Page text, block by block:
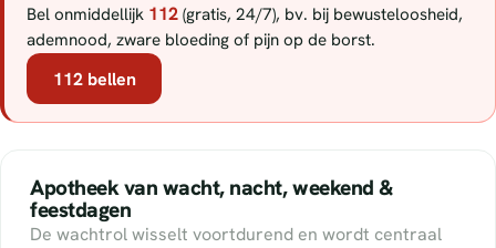
Bel onmiddellijk 112 (gratis, 24/7), bv. bij bewusteloosheid,
ademnood, zware bloeding of pijn op de borst.
112 bellen
Apotheek van wacht, nacht, weekend &
feestdagen
De wachtrol wisselt voortdurend en wordt centraal